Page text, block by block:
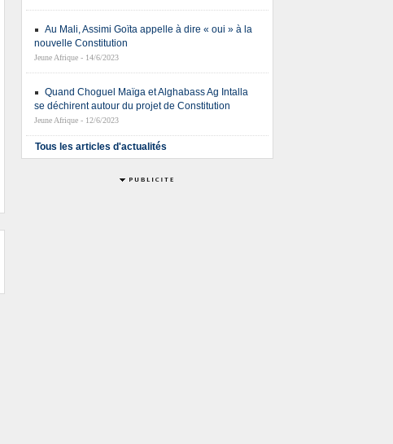
Au Mali, Assimi Goïta appelle à dire « oui » à la
nouvelle Constitution
Jeune Afrique - 14/6/2023
Quand Choguel Maïga et Alghabass Ag Intalla
se déchirent autour du projet de Constitution
Jeune Afrique - 12/6/2023
Tous les articles d'actualités